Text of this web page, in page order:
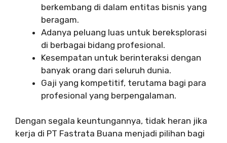
berkembang di dalam entitas bisnis yang
beragam.
Adanya peluang luas untuk bereksplorasi
di berbagai bidang profesional.
Kesempatan untuk berinteraksi dengan
banyak orang dari seluruh dunia.
Gaji yang kompetitif, terutama bagi para
profesional yang berpengalaman.
Dengan segala keuntungannya, tidak heran jika
kerja di PT Fastrata Buana menjadi pilihan bagi